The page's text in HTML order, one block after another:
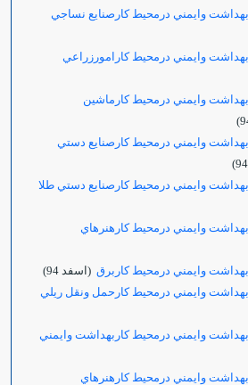
وايمني درمحيط كارصنايع نساجي
وايمني درمحيط كارامورزراعي
وايمني درمحيط كارماشين
وايمني درمحيط كارصنايع دستي
وايمني درمحيط كارصنايع دستي طلا
وايمني درمحيط كارهنرهاي
وايمني درمحيط كاربرق (اسفد 94)
وايمني درمحيط كارحمل ونقل ريلي
وايمني درمحيط كاربهداشت وايمني
وايمني درمحيط كارهنرهاي